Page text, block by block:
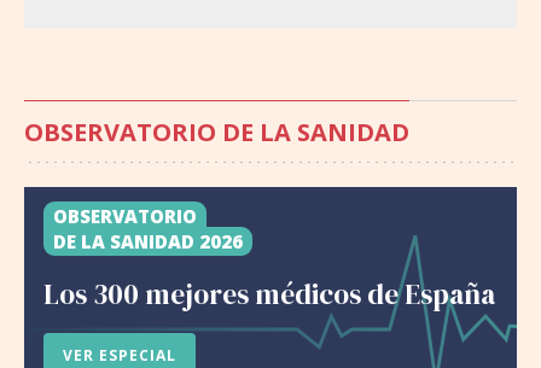
OBSERVATORIO DE LA SANIDAD
OBSERVATORIO
DE LA SANIDAD 2026
Los 300 mejores médicos de España
VER ESPECIAL